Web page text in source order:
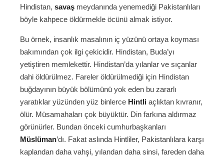
Hindistan, savaş meydanında yenemediği Pakistanlıları
böyle kahpece öldürmekle öcünü almak istiyor.
Bu örnek, insanlık masalının iç yüzünü ortaya koyması
bakımından çok ilgi çekicidir. Hindistan, Buda’yı
yetiştiren memlekettir. Hindistan’da yılanlar ve sıçanlar
dahi öldürülmez. Fareler öldürülmediği için Hindistan
buğdayının büyük bölümünü yok eden bu zararlı
yaratıklar yüzünden yüz binlerce Hintli açlıktan kıvranır,
ölür. Müsamahaları çok büyüktür. Din farkına aldırmaz
görünürler. Bundan önceki cumhurbaşkanları
Müslüman’dı. Fakat aslında Hintliler, Pakistanlılara karşı
kaplandan daha vahşi, yılandan daha sinsi, fareden daha